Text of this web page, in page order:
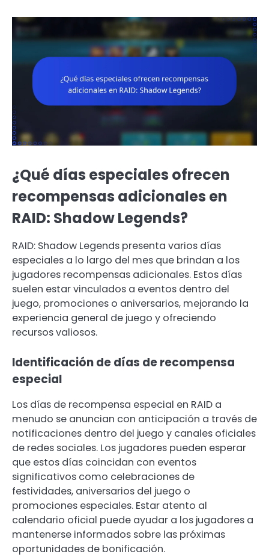
¿Qué días especiales ofrecen
recompensas adicionales en
RAID: Shadow Legends?
RAID: Shadow Legends presenta varios días
especiales a lo largo del mes que brindan a los
jugadores recompensas adicionales. Estos días
suelen estar vinculados a eventos dentro del
juego, promociones o aniversarios, mejorando la
experiencia general de juego y ofreciendo
recursos valiosos.
Identificación de días de recompensa
especial
Los días de recompensa especial en RAID a
menudo se anuncian con anticipación a través de
notificaciones dentro del juego y canales oficiales
de redes sociales. Los jugadores pueden esperar
que estos días coincidan con eventos
significativos como celebraciones de
festividades, aniversarios del juego o
promociones especiales. Estar atento al
calendario oficial puede ayudar a los jugadores a
mantenerse informados sobre las próximas
oportunidades de bonificación.